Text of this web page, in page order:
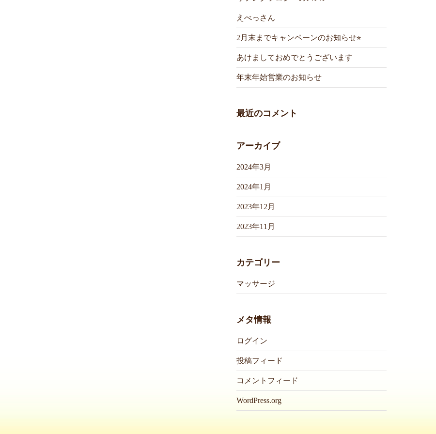
えべっさん
2月末までキャンペーンのお知らせ⭐︎
あけましておめでとうございます
年末年始営業のお知らせ
最近のコメント
アーカイブ
2024年3月
2024年1月
2023年12月
2023年11月
カテゴリー
マッサージ
メタ情報
ログイン
投稿フィード
コメントフィード
WordPress.org